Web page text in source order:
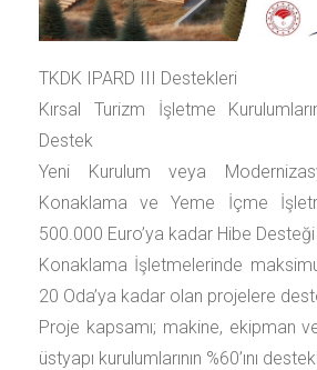
TKDK IPARD III Destekleri
Kırsal Turizm İşletme
Destek
Yeni Kurulum veya
Konaklama ve Yeme İçme
500.000 Euro’ya kadar Hibe
Konaklama İşletmelerinde
20 Oda’ya kadar olan projelere
Proje kapsamı; makine, ekipman
üstyapı kurulumlarının %60’ını